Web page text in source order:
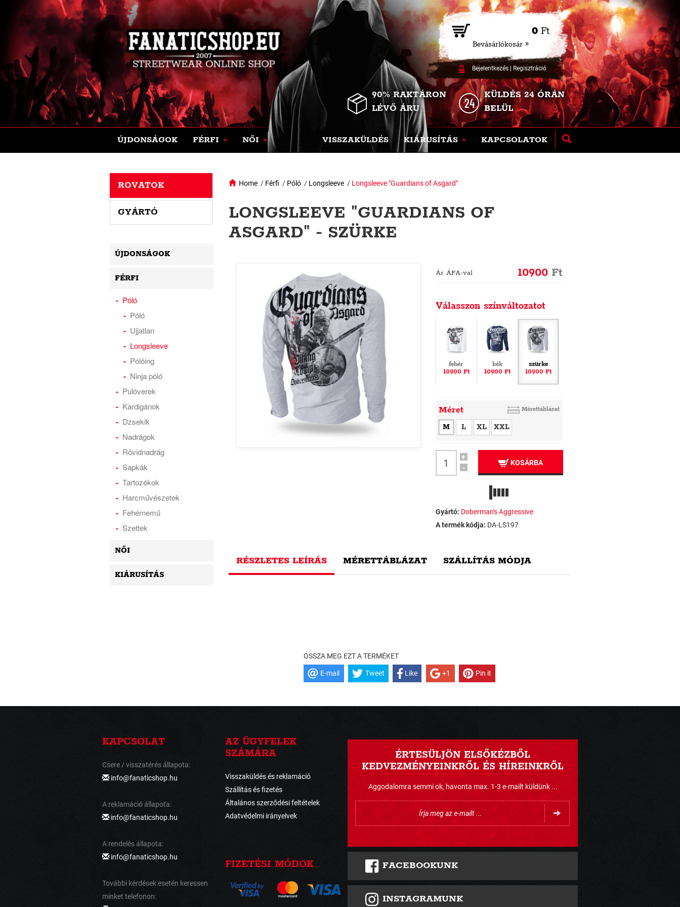
0 Ft
Bevásárlókosár »
Bejelentkezés| Regisztráció
90% RAKTÁRON
LÉVŐ ÁRU
KÜLDÉS 24 ÓRÁN
BELÜL
ÚJDONSÁGOK FÉRFI NŐI VISSZAKÜLDÉS KIÁRUSÍTÁS KAPCSOLATOK
Home / Férfi / Póló / Longsleeve / Longsleeve "Guardians of Asgard"
LONGSLEEVE "GUARDIANS OF
ASGARD" - SZÜRKE
Ár ÁFA-val 10900 Ft
Válasszon színváltozatot
fehér
10900 Ft
kék
10900 Ft
szürke
10900 Ft
Méret Mérettáblázat
M L XL XXL
+
-
KOSÁRBA
Gyártó: Doberman's Aggressive
A termék kódja: DA-LS197
RÉSZLETES LEÍRÁS MÉRETTÁBLÁZAT SZÁLLÍTÁS MÓDJA
OSSZA MEG EZT A TERMÉKET
E-mail Tweet Like +1 Pin it
ROVATOK
GYÁRTÓ
ÚJDONSÁGOK
FÉRFI
Póló
Póló
Ujjatlan
Longsleeve
Pólóing
Ninja póló
Pulóverek
Kardigánok
Dzsekik
Nadrágok
Rövidnadrág
Sapkák
Tartozékok
Harcművészetek
Fehérnemű
Szettek
NŐI
KIÁRUSÍTÁS
KAPCSOLAT
Csere / visszatérés állapota:
info@fanaticshop.hu
A reklamáció állapota:
info@fanaticshop.hu
A rendelés állapota:
info@fanaticshop.hu
További kérdések esetén keressen
minket telefonon:
AZ ÜGYFELEK
SZÁMÁRA
Visszaküldés és reklamáció
Szállítás és fizetés
Általános szerződési feltételek
Adatvédelmi irányelvek
FIZETÉSI MÓDOK
ÉRTESÜLJÖN ELSŐKÉZBŐL
KEDVEZMÉNYEINKRŐL ÉS HÍREINKRŐL
Aggodalomra semmi ok, havonta max. 1-3 e-mailt küldünk ...
FACEBOOKUNK
INSTAGRAMUNK